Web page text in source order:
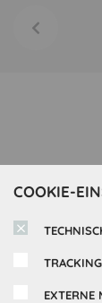
COOKIE-
EXTERNE